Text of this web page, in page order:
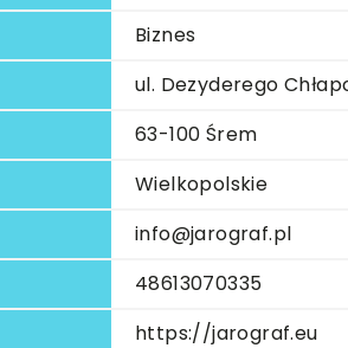
Biznes
ul. Dezyderego
63-100 Śrem
Wielkopolskie
info@jarograf.pl
48613070335
https://jarograf.eu